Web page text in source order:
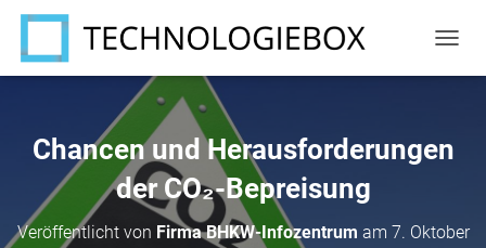
A
A
N
Chancen und Herausforderungen
der CO₂-Bepreisung
Veröffentlicht von Firma BHKW-Infozentrum am 7. Oktober